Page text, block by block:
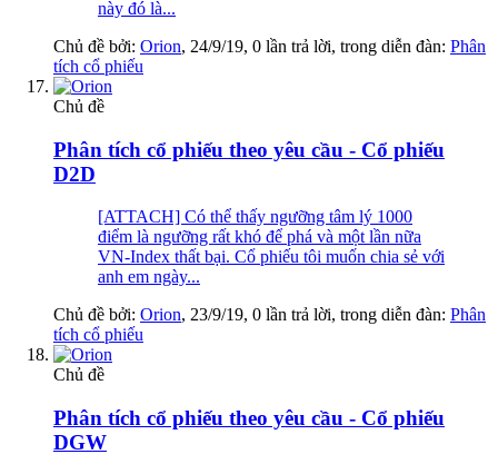
này đó là...
Chủ đề bởi: Orion, 24/9/19, 0 lần trả lời, trong diễn đàn: Phân
tích cổ phiếu
Chủ đề
Phân tích cổ phiếu theo yêu cầu - Cổ phiếu
D2D
[ATTACH] Có thể thấy ngưỡng tâm lý 1000
điểm là ngưỡng rất khó để phá và một lần nữa
VN-Index thất bại. Cổ phiếu tôi muốn chia sẻ với
anh em ngày...
Chủ đề bởi: Orion, 23/9/19, 0 lần trả lời, trong diễn đàn: Phân
tích cổ phiếu
Chủ đề
Phân tích cổ phiếu theo yêu cầu - Cổ phiếu
DGW